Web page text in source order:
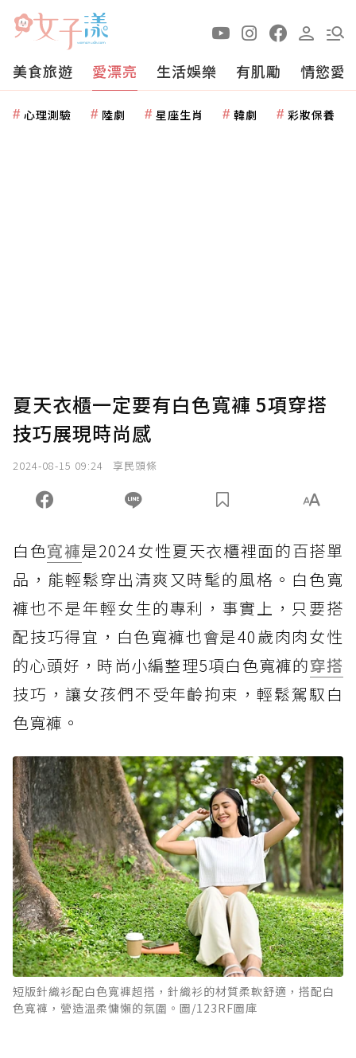
美食旅遊 愛漂亮 生活娛樂 有肌勵 情慾愛
心理測驗 陸劇 星座生肖 韓劇 彩妝保養
夏天衣櫃一定要有白色寬褲 5項穿搭
技巧展現時尚感
2024-08-15 09:24 享民頭條
白色寬褲是2024女性夏天衣櫃裡面的百搭單
品，能輕鬆穿出清爽又時髦的風格。白色寬
褲也不是年輕女生的專利，事實上，只要搭
配技巧得宜，白色寬褲也會是40歲肉肉女性
的心頭好，時尚小編整理5項白色寬褲的穿搭
技巧，讓女孩們不受年齡拘束，輕鬆駕馭白
色寬褲。
短版針織衫配白色寬褲超搭，針織衫的材質柔軟舒適，搭配白
色寬褲，營造溫柔慵懶的氛圍。圖/123RF圖庫